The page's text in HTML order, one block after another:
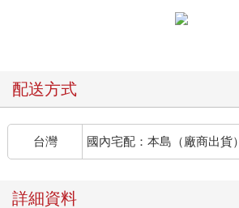
配送方式
台灣 國內宅配：本島（廠商出貨）
詳細資料